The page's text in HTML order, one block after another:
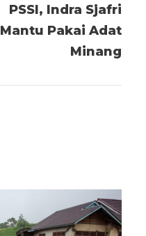
PSSI, Indra Sjafri
Mantu Pakai Adat
Minang